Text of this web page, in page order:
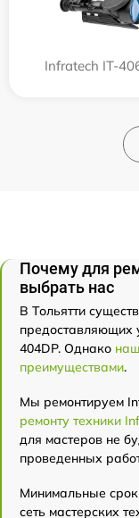
Infratech IT-
Почему для
выбрать нас
В Тольятти
предоставляющих
404DP. Однако
преимуществами.
Мы ремонтируем
ремонту техники
для мастеров не
проведенных
Минимальные
сеть мастерских